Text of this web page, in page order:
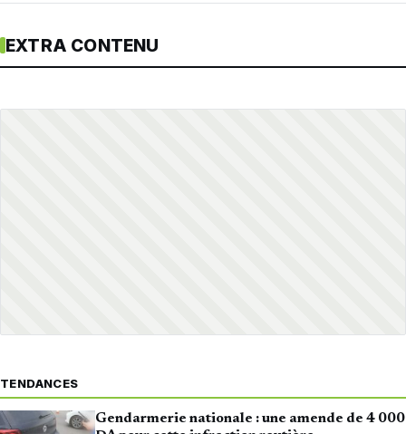
EXTRA CONTENU
TENDANCES
Gendarmerie nationale : une amende de 4 000